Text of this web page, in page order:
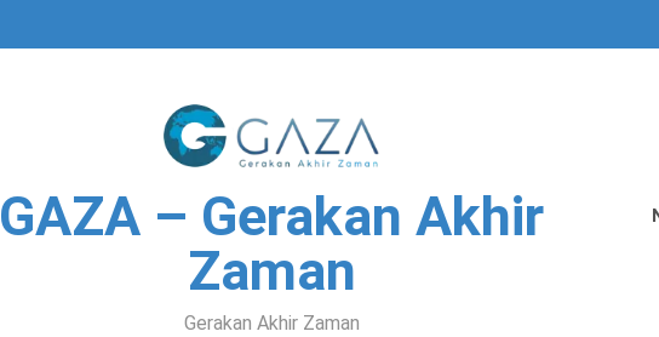
GAZA – Gerakan Akhir
Zaman
Gerakan Akhir Zaman